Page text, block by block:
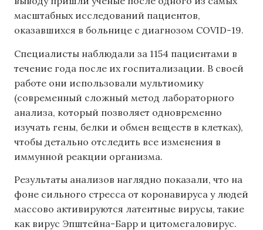
масштабных исследований пациентов,
оказавшихся в больнице с диагнозом COVID-19.
Специалисты наблюдали за 1154 пациентами в
течение года после их госпитализации. В своей
работе они использовали мультиомику
(современный сложный метод лабораторного
анализа, который позволяет одновременно
изучать гены, белки и обмен веществ в клетках),
чтобы детально отследить все изменения в
иммунной реакции организма.
Результаты анализов наглядно показали, что на
фоне сильного стресса от коронавируса у людей
массово активируются латентные вирусы, такие
как вирус Эпштейна-Барр и цитомегаловирус.